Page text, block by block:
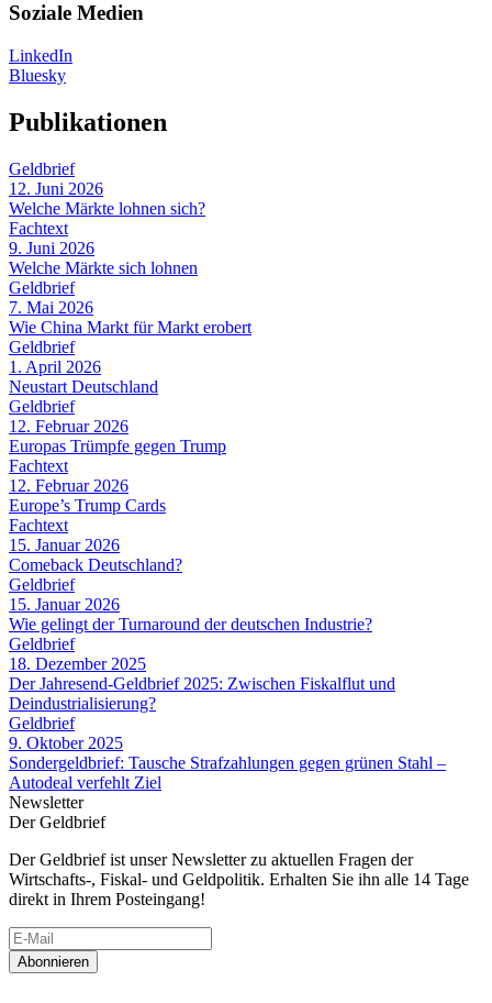
Soziale Medien
LinkedIn
Bluesky
Publikationen
Geldbrief
12. Juni 2026
Welche Märkte lohnen sich?
Fachtext
9. Juni 2026
Welche Märkte sich lohnen
Geldbrief
7. Mai 2026
Wie China Markt für Markt erobert
Geldbrief
1. April 2026
Neustart Deutschland
Geldbrief
12. Februar 2026
Europas Trümpfe gegen Trump
Fachtext
12. Februar 2026
Europe’s Trump Cards
Fachtext
15. Januar 2026
Comeback Deutschland?
Geldbrief
15. Januar 2026
Wie gelingt der Turnaround der deutschen Industrie?
Geldbrief
18. Dezember 2025
Der Jahresend-Geldbrief 2025: Zwischen Fiskalflut und
Deindustrialisierung?
Geldbrief
9. Oktober 2025
Sondergeldbrief: Tausche Strafzahlungen gegen grünen Stahl –
Autodeal verfehlt Ziel
Newsletter
Der Geldbrief
Der Geldbrief ist unser Newsletter zu aktuellen Fragen der
Wirtschafts-, Fiskal- und Geldpolitik. Erhalten Sie ihn alle 14 Tage
direkt in Ihrem Posteingang!